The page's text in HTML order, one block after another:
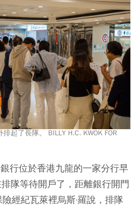
起了長隊。 BILLY H.C. KWOK FOR
行位於香港九龍的一家分行早
隊等待開戶了，距離銀行開門
經紀瓦萊裡烏斯·羅說，排隊